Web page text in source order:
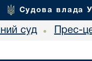
Судова влада
суд • Прес-